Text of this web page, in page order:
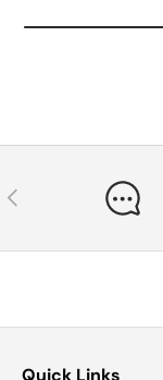
Vorherige
Quick Links